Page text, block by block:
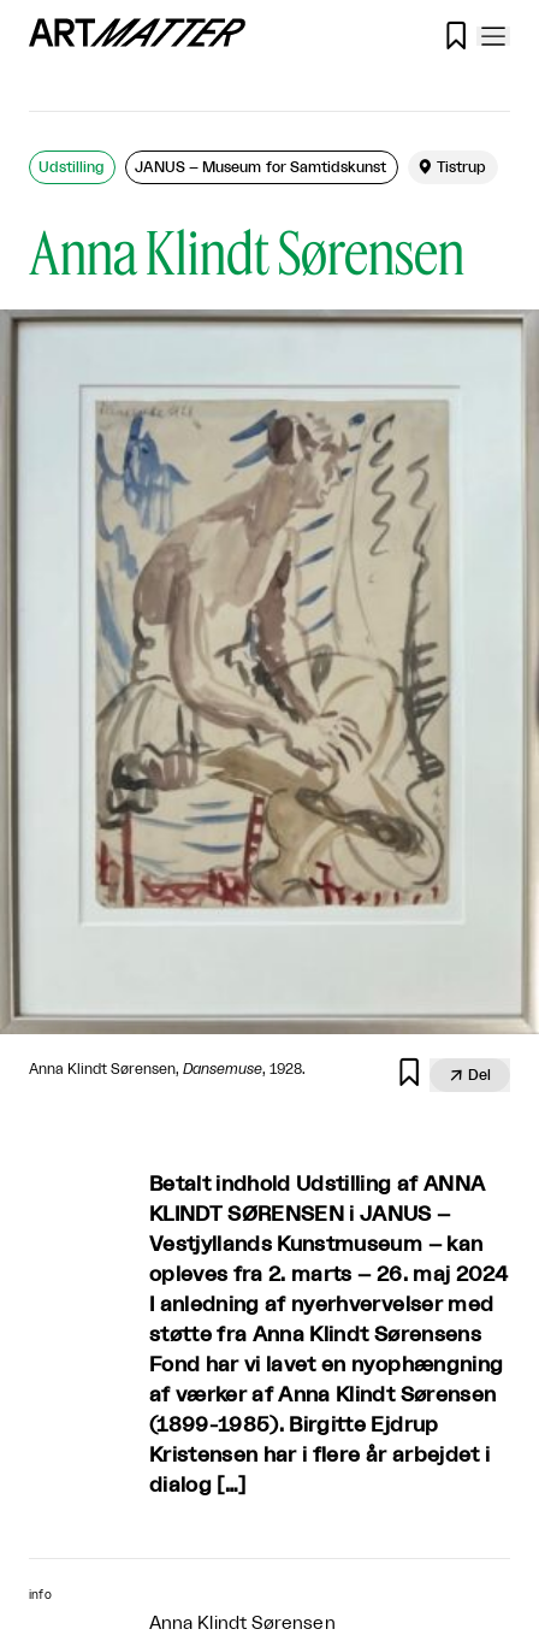

Anna Klindt Sørensen
Udstilling JANUS – Museum for Samtidskunst  Tistrup
Anna Klindt Sørensen, Dansemuse, 1928.   Del
Betalt indhold Udstilling af ANNA
KLINDT SØRENSEN i JANUS –
Vestjyllands Kunstmuseum – kan
opleves fra 2. marts – 26. maj 2024
I anledning af nyerhvervelser med
støtte fra Anna Klindt Sørensens
Fond har vi lavet en nyophængning
af værker af Anna Klindt Sørensen
(1899-1985). Birgitte Ejdrup
Kristensen har i flere år arbejdet i
dialog […]
info
Anna Klindt Sørensen